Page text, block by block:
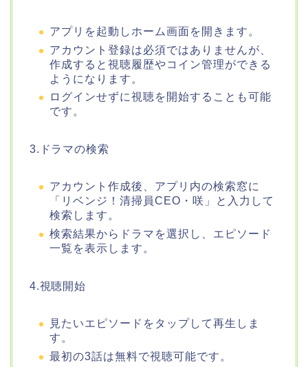
アプリを起動しホーム画面を開きます。
アカウント登録は必須ではありませんが、
作成すると視聴履歴やコイン管理ができる
ようになります。
ログインせずに視聴を開始することも可能
です。
3.ドラマの検索
アカウント作成後、アプリ内の検索窓に
「リベンジ！清掃員CEO・咲」と入力して
検索します。
検索結果からドラマを選択し、エピソード
一覧を表示します。
4.視聴開始
見たいエピソードをタップして再生しま
す。
最初の3話は無料で視聴可能です。